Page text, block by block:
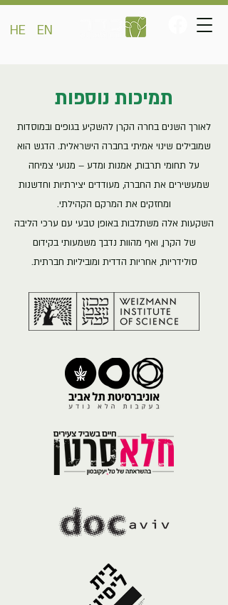
HE EN
תמיכות נוספות
לאורך השנים בחרה הקרן להשקיע בגופים ובמוסדות
שמובילים שינוי אמיתי בחברה הישראלית. הדגש הוא
על תחומי תרבות, אמנות ומדע – מנועי צמיחה
שמעשירים את החברה, מעודדים יצירתיות וחדשנות
ומחזקים את המרקם הקהילתי.
השקעות אלה משתלבות באופן טבעי עם ערכי הליבה
של הקרן, ואף מהוות נדבך משמעותי בקידום
סולידריות, אחריות הדדית ומוביליות חברתית.